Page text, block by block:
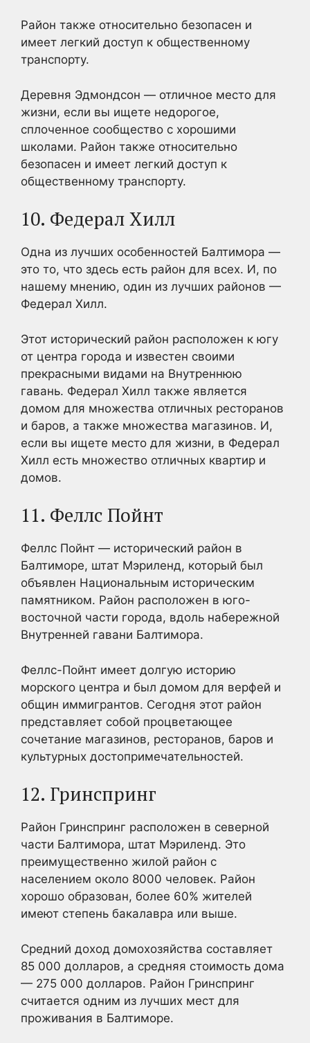
Район также относительно безопасен и
имеет легкий доступ к общественному
транспорту.
Деревня Эдмондсон — отличное место для
жизни, если вы ищете недорогое,
сплоченное сообщество с хорошими
школами. Район также относительно
безопасен и имеет легкий доступ к
общественному транспорту.
10. Федерал Хилл
Одна из лучших особенностей Балтимора —
это то, что здесь есть район для всех. И, по
нашему мнению, один из лучших районов —
Федерал Хилл.
Этот исторический район расположен к югу
от центра города и известен своими
прекрасными видами на Внутреннюю
гавань. Федерал Хилл также является
домом для множества отличных ресторанов
и баров, а также множества магазинов. И,
если вы ищете место для жизни, в Федерал
Хилл есть множество отличных квартир и
домов.
11. Феллс Пойнт
Феллс Пойнт — исторический район в
Балтиморе, штат Мэриленд, который был
объявлен Национальным историческим
памятником. Район расположен в юго-
восточной части города, вдоль набережной
Внутренней гавани Балтимора.
Феллс-Пойнт имеет долгую историю
морского центра и был домом для верфей и
общин иммигрантов. Сегодня этот район
представляет собой процветающее
сочетание магазинов, ресторанов, баров и
культурных достопримечательностей.
12. Гринспринг
Район Гринспринг расположен в северной
части Балтимора, штат Мэриленд. Это
преимущественно жилой район с
населением около 8000 человек. Район
хорошо образован, более 60% жителей
имеют степень бакалавра или выше.
Средний доход домохозяйства составляет
85 000 долларов, а средняя стоимость дома
— 275 000 долларов. Район Гринспринг
считается одним из лучших мест для
проживания в Балтиморе.